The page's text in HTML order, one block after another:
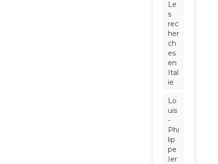
Le
s
rec
her
ch
es
en
Ital
ie
Lo
uis
-
Phi
lip
pe
Ier